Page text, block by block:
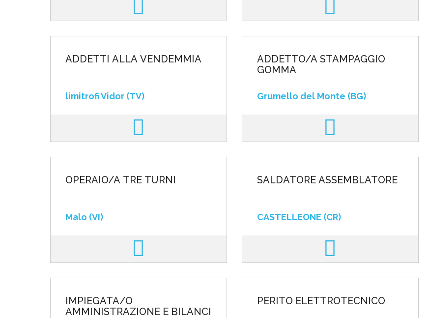
ADDETTI ALLA VENDEMMIA
limitrofi Vidor (TV)
ADDETTO/A STAMPAGGIO
GOMMA
Grumello del Monte (BG)
OPERAIO/A TRE TURNI
Malo (VI)
SALDATORE ASSEMBLATORE
CASTELLEONE (CR)
IMPIEGATA/O
AMMINISTRAZIONE E BILANCI
PERITO ELETTROTECNICO